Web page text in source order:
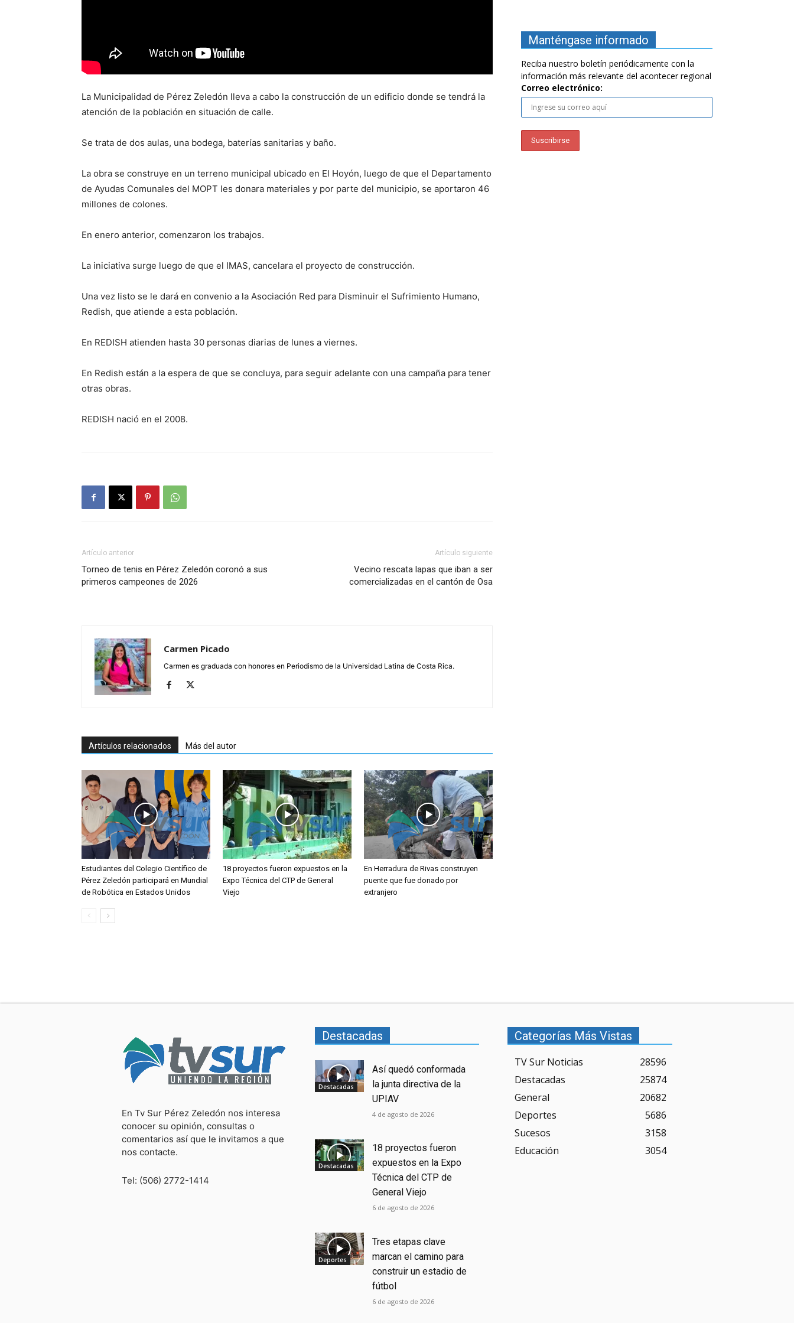
La Municipalidad de Pérez Zeledón lleva a cabo la construcción de un edificio donde se tendrá la
atención de la población en situación de calle.
Se trata de dos aulas, una bodega, baterías sanitarias y baño.
La obra se construye en un terreno municipal ubicado en El Hoyón, luego de que el Departamento
de Ayudas Comunales del MOPT les donara materiales y por parte del municipio, se aportaron 46
millones de colones.
En enero anterior, comenzaron los trabajos.
La iniciativa surge luego de que el IMAS, cancelara el proyecto de construcción.
Una vez listo se le dará en convenio a la Asociación Red para Disminuir el Sufrimiento Humano,
Redish, que atiende a esta población.
En REDISH atienden hasta 30 personas diarias de lunes a viernes.
En Redish están a la espera de que se concluya, para seguir adelante con una campaña para tener
otras obras.
REDISH nació en el 2008.
Artículo anterior
Torneo de tenis en Pérez Zeledón coronó a sus
primeros campeones de 2026
Artículo siguiente
Vecino rescata lapas que iban a ser
comercializadas en el cantón de Osa
Carmen Picado
Carmen es graduada con honores en Periodismo de la Universidad Latina de Costa Rica.
Artículos relacionados Más del autor
Estudiantes del Colegio Científico de
Pérez Zeledón participará en Mundial
de Robótica en Estados Unidos
18 proyectos fueron expuestos en la
Expo Técnica del CTP de General
Viejo
En Herradura de Rivas construyen
puente que fue donado por
extranjero
Manténgase informado
Reciba nuestro boletín periódicamente con la
información más relevante del acontecer regional
Correo electrónico:
En Tv Sur Pérez Zeledón nos interesa
conocer su opinión, consultas o
comentarios así que le invitamos a que
nos contacte.
Tel: (506) 2772-1414
Destacadas
Destacadas
Así quedó conformada
la junta directiva de la
UPIAV
4 de agosto de 2026
Destacadas
18 proyectos fueron
expuestos en la Expo
Técnica del CTP de
General Viejo
6 de agosto de 2026
Deportes
Tres etapas clave
marcan el camino para
construir un estadio de
fútbol
6 de agosto de 2026
Categorías Más Vistas
TV Sur Noticias
28596
Destacadas
25874
General
20682
Deportes
5686
Sucesos
3158
Educación
3054